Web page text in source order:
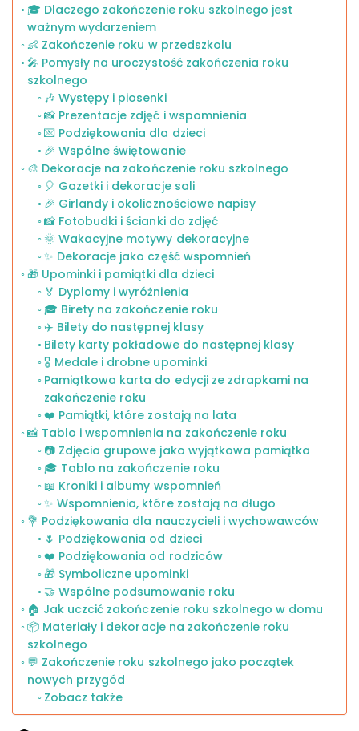
🎓 Dlaczego zakończenie roku szkolnego jest
ważnym wydarzeniem
👶 Zakończenie roku w przedszkolu
🎤 Pomysły na uroczystość zakończenia roku
szkolnego
🎶 Występy i piosenki
📸 Prezentacje zdjęć i wspomnienia
💌 Podziękowania dla dzieci
🎉 Wspólne świętowanie
🎨 Dekoracje na zakończenie roku szkolnego
🎈 Gazetki i dekoracje sali
🎉 Girlandy i okolicznościowe napisy
📸 Fotobudki i ścianki do zdjęć
🌞 Wakacyjne motywy dekoracyjne
✨ Dekoracje jako część wspomnień
🎁 Upominki i pamiątki dla dzieci
🏅 Dyplomy i wyróżnienia
🎓 Birety na zakończenie roku
✈️ Bilety do następnej klasy
Bilety karty pokładowe do następnej klasy
🎖️ Medale i drobne upominki
Pamiątkowa karta do edycji ze zdrapkami na
zakończenie roku
❤️ Pamiątki, które zostają na lata
📸 Tablo i wspomnienia na zakończenie roku
📷 Zdjęcia grupowe jako wyjątkowa pamiątka
🎓 Tablo na zakończenie roku
📖 Kroniki i albumy wspomnień
✨ Wspomnienia, które zostają na długo
💐 Podziękowania dla nauczycieli i wychowawców
🌷 Podziękowania od dzieci
❤️ Podziękowania od rodziców
🎁 Symboliczne upominki
🤝 Wspólne podsumowanie roku
🏠 Jak uczcić zakończenie roku szkolnego w domu
📦 Materiały i dekoracje na zakończenie roku
szkolnego
💬 Zakończenie roku szkolnego jako początek
nowych przygód
Zobacz także